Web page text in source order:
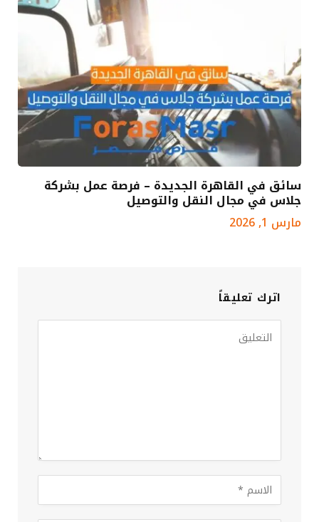
سائق في القاهرة الجديدة – فرصة عمل بشركة
جلاس في مجال النقل والتوصيل
مارس 1, 2026
اترك تعليقاً